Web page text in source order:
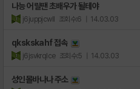
나능 어릴땐 초배우가 될테야
j6juppjcwll 조회수:6 | 14.03.03
qkskskahf 접속
j6jsvkrqlce 조회수:5 | 14.03.03
성인몰바나나 주소